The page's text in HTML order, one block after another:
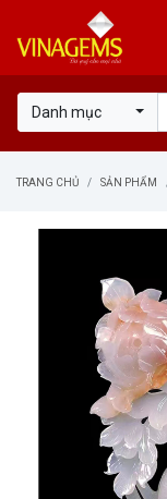
Danh mục
TRANG CHỦ SẢN PHẨM